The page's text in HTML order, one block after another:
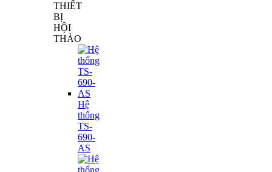
THIẾT
BỊ
HỘI
THẢO
Hệ
thống
TS-
690-
AS